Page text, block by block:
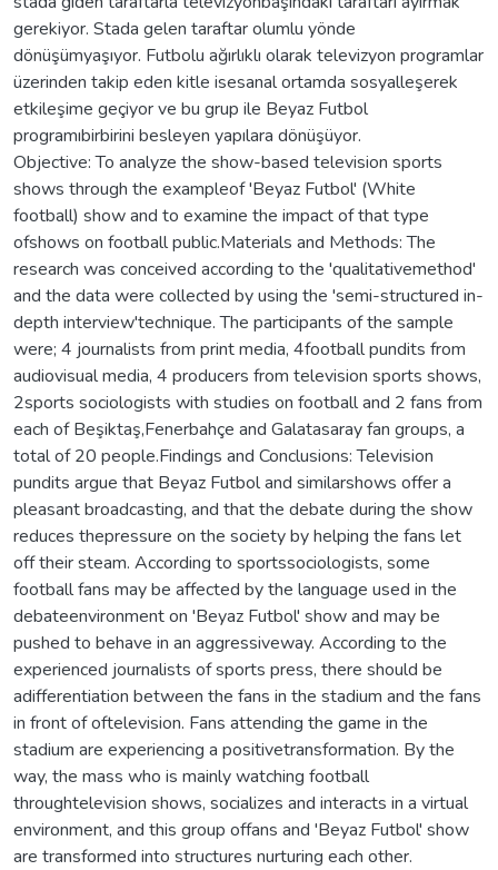
gerekiyor. Stada gelen taraftar olumlu yönde
dönüşümyaşıyor. Futbolu ağırlıklı olarak televizyon programlar
üzerinden takip eden kitle isesanal ortamda sosyalleşerek
etkileşime geçiyor ve bu grup ile Beyaz Futbol
programıbirbirini besleyen yapılara dönüşüyor.
Objective: To analyze the show-based television sports
shows through the exampleof 'Beyaz Futbol' (White
football) show and to examine the impact of that type
ofshows on football public.Materials and Methods: The
research was conceived according to the 'qualitativemethod'
and the data were collected by using the 'semi-structured in-
depth interview'technique. The participants of the sample
were; 4 journalists from print media, 4football pundits from
audiovisual media, 4 producers from television sports shows,
2sports sociologists with studies on football and 2 fans from
each of Beşiktaş,Fenerbahçe and Galatasaray fan groups, a
total of 20 people.Findings and Conclusions: Television
pundits argue that Beyaz Futbol and similarshows offer a
pleasant broadcasting, and that the debate during the show
reduces thepressure on the society by helping the fans let
off their steam. According to sportssociologists, some
football fans may be affected by the language used in the
debateenvironment on 'Beyaz Futbol' show and may be
pushed to behave in an aggressiveway. According to the
experienced journalists of sports press, there should be
adifferentiation between the fans in the stadium and the fans
in front of oftelevision. Fans attending the game in the
stadium are experiencing a positivetransformation. By the
way, the mass who is mainly watching football
throughtelevision shows, socializes and interacts in a virtual
environment, and this group offans and 'Beyaz Futbol' show
are transformed into structures nurturing each other.